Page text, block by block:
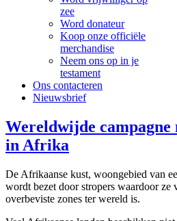
zee
Word donateur
Koop onze officiële
merchandise
Neem ons op in je
testament
Ons contacteren
Nieuwsbrief
Wereldwijde campagne
in Afrika
De Afrikaanse kust, woongebied van
wordt bezet door stropers waardoor ze
overbeviste zones ter wereld is.